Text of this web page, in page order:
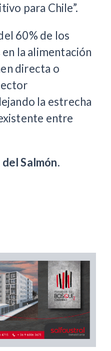
para Chile”.
60% de los
la alimentación
directa o
la estrecha
entre
Salmón.